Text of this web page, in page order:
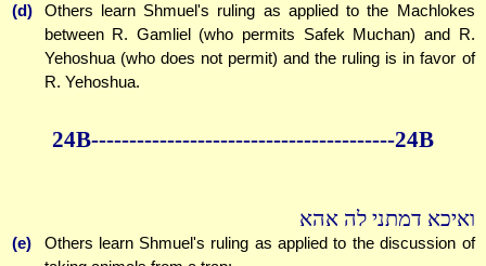
(d)
Others learn Shmuel's ruling as applied to the Machlokes
between R. Gamliel (who permits Safek Muchan) and R.
Yehoshua (who does not permit) and the ruling is in favor of
R. Yehoshua.
24B----------------------------------------24B
ואיכא דמתני לה אהא
(e)
Others learn Shmuel's ruling as applied to the discussion of